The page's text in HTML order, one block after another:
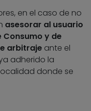
en el caso de no
asesorar al usuario
y de
arbitraje ante el
adherido la
donde se